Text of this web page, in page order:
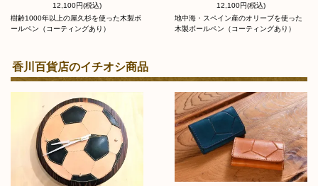
12,100円(税込)
樹齢1000年以上の屋久杉を使った木製ボ
ールペン（コーティングあり）
12,100円(税込)
地中海・スペイン産のオリーブを使った
木製ボールペン（コーティングあり）
香川百貨店のイチオシ商品